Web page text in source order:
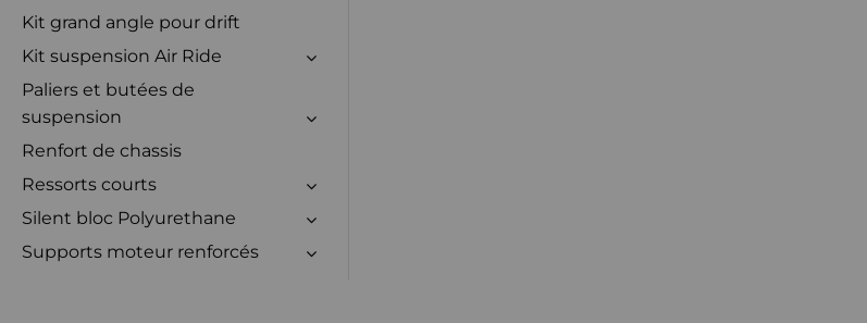
Kit grand angle pour drift
Kit suspension Air Ride
Paliers et butées de
suspension
Renfort de chassis
Ressorts courts
Silent bloc Polyurethane
Supports moteur renforcés